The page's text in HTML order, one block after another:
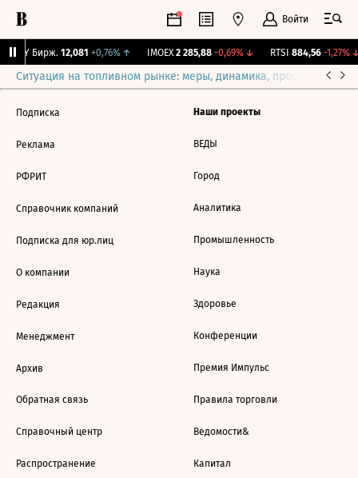
Войти
CNY Бирж. 12,081 +0,76%↑ IMOEX 2 285,88 -0,69%↓ RTSI 884,56 -1,27%↓
Ситуация на топливном рынке: меры, динамика, прогнозы
Подписка
Реклама
РФРИТ
Справочник компаний
Подписка для юр.лиц
О компании
Редакция
Менеджмент
Архив
Обратная связь
Справочный центр
Распространение
Наши проекты
ВЕДЫ
Город
Аналитика
Промышленность
Наука
Здоровье
Конференции
Премия Импульс
Правила торговли
Ведомости&
Капитал